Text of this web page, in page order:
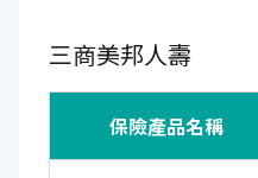
三商美邦人壽
保險產品名稱